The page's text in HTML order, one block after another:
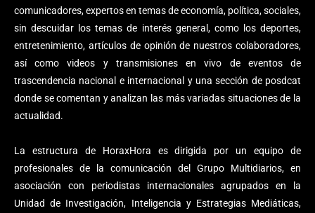
comunicadores, expertos en temas de economía, política, sociales,
sin descuidar los temas de interés general, como los deportes,
entretenimiento, artículos de opinión de nuestros colaboradores,
así como videos y transmisiones en vivo de eventos de
trascendencia nacional e internacional y una sección de posdcat
donde se comentan y analizan las más variadas situaciones de la
actualidad.
La estructura de HoraxHora es dirigida por un equipo de
profesionales de la comunicación del Grupo Multidiarios, en
asociación con periodistas internacionales agrupados en la
Unidad de Investigación, Inteligencia y Estrategias Mediáticas,